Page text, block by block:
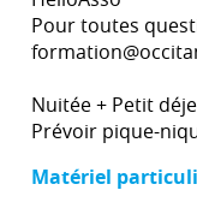
Pour toutes
Nuitée + Petit
Prévoir pique-
Matériel